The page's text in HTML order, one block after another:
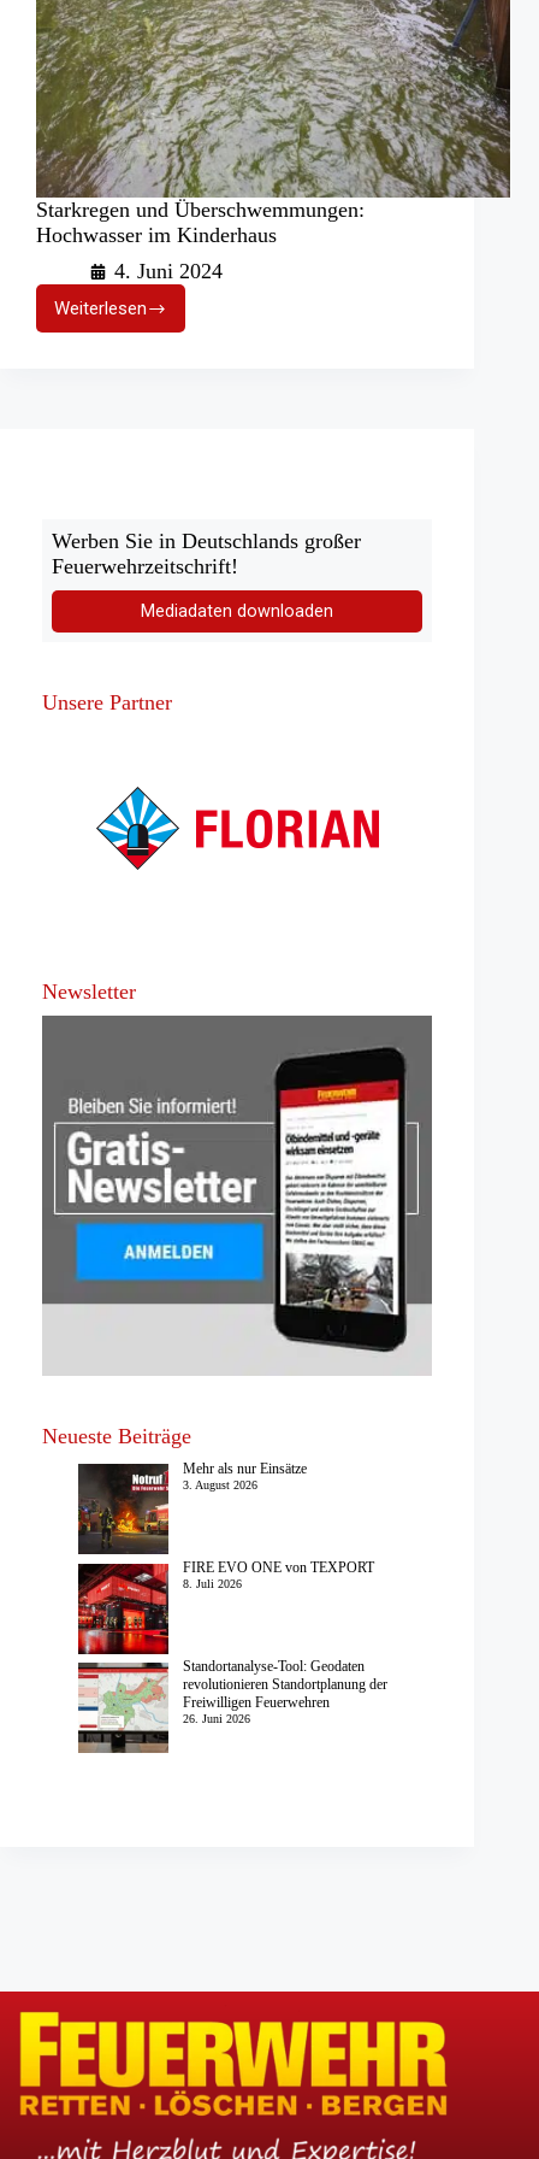
Starkregen und Überschwemmungen:
Hochwasser im Kinderhaus
4. Juni 2024
WeiterlesenStarkregen
und
Werben Sie in Deutschlands großer
Feuerwehrzeitschrift!
Mediadaten downloaden
Unsere Partner
Newsletter
Neueste Beiträge
Mehr als nur Einsätze
3. August 2026
FIRE EVO ONE von TEXPORT
8. Juli 2026
Standortanalyse-Tool: Geodaten
revolutionieren Standortplanung der
Freiwilligen Feuerwehren
26. Juni 2026